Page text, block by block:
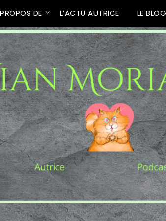
DE L’ACTU AUTRICE LE BLOG